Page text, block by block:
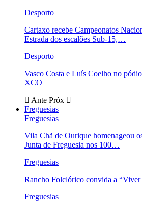
Desporto
Cartaxo recebe Campeonatos
Estrada dos escalões Sub-15,…
Desporto
Vasco Costa e Luís Coelho no
XCO
Ante Próx
Freguesias
Freguesias
Vila Chã de Ourique homenageou
Junta de Freguesia nos 100…
Freguesias
Rancho Folclórico convida a “Viver
Freguesias